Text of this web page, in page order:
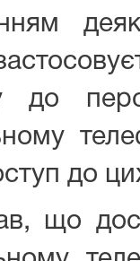
до
до
що